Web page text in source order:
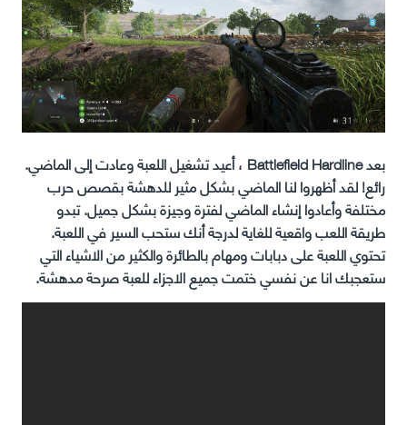
بعد Battlefield Hardline ، أعيد تشغيل اللعبة وعادت إلى الماضي.
رائع! لقد أظهروا لنا الماضي بشكل مثير للدهشة بقصص حرب
مختلفة وأعادوا إنشاء الماضي لفترة وجيزة بشكل جميل. تبدو
طريقة اللعب واقعية للغاية لدرجة أنك ستحب السير في اللعبة.
تحتوي اللعبة على دبابات ومهام بالطائرة والكثير من الاشياء التي
ستعجبك انا عن نفسي ختمت جميع الاجزاء للعبة صرحة مدهشة.